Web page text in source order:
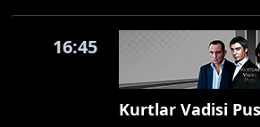
16:45
Kurtlar Vadisi